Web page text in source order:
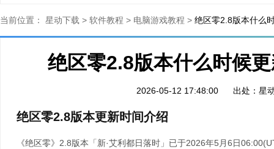
当前位置： 星动下载 > 软件教程 > 电脑游戏教程 > 绝区零2.8版本什么
绝区零2.8版本什么时候
2026-05-12 17:48:00 出处：星
绝区零2.8版本更新时间介绍
《绝区零》2.8版本「新·艾利都日落时」已于2026年5月6日